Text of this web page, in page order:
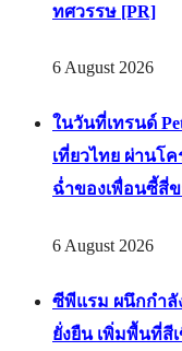
ทศวรรษ [PR]
6 August 2026
ในวันที่เทรนด์
เที่ยวไทย ผ่านโค
ฉ่ำของเพื่อนซี้สี่ข
6 August 2026
ซีพีแรม ผนึกกำลั
ยั่งยืน เพิ่มพื้นที่สี